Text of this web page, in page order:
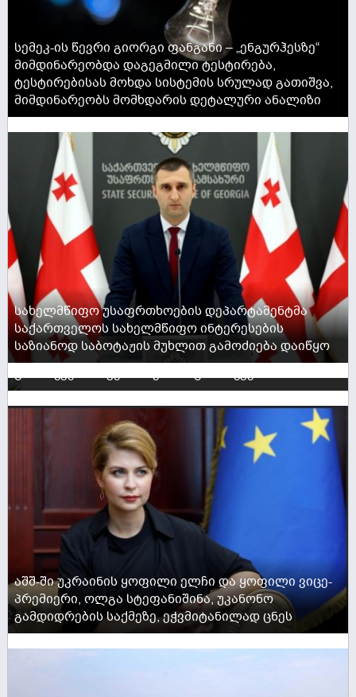
სემეკ-ის წევრი გიორგი ფანგანი – „ენგურჰესზე“
მიმდინარეობდა დაგეგმილი ტესტირება,
ტესტირებისას მოხდა სისტემის სრულად გათიშვა,
მიმდინარეობს მომხდარის დეტალური ანალიზი
სახელმწიფო უსაფრთხოების დეპარტამენტმა
საქართველოს სახელმწიფო ინტერესების
საზიანოდ საბოტაჟის მუხლით გამოძიება დაიწყო
კონსტანტინე გამსახურდია: დღეს ჩემი ძმა, ცოტნე,
50 წლის გახდა - მეძნელება სიტყვებით გადმოვცე
ყველაფერი, რასაც ეს იუბილე ჩემთვის ნიშნავს,
შენი ბრძოლა ჩვენი ბრძოლაცაა... შენი თითოეული
გამარჯვება - ჩვენი საერთო გამარჯვება
აშშ-ში უკრაინის ყოფილი ელჩი და ყოფილი ვიცე-
პრემიერი, ოლგა სტეფანიშინა, უკანონო
გამდიდრების საქმეზე, ეჭვმიტანილად ცნეს